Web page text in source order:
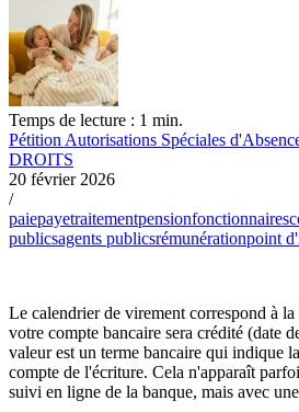
Temps de lecture : 1 min.
Pétition Autorisations Spéciales
DROITS
20 février 2026
/
paiepayetraitementpensionfonctionnaires
publicsagents publicsrémunérationpoint
Le calendrier de virement correspond à la
votre compte bancaire sera crédité (date
valeur est un terme bancaire qui indique
compte de l'écriture. Cela n'apparaît
suivi en ligne de la banque, mais avec